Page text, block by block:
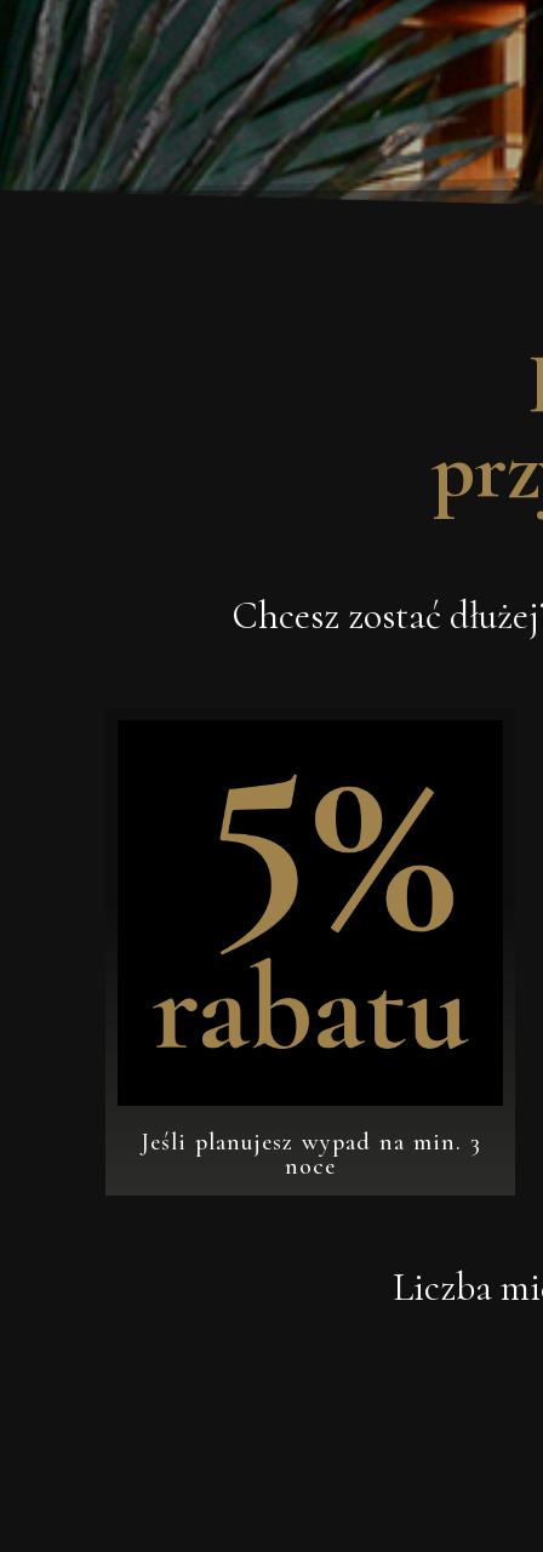
Chcesz zostać
Jeśli planujesz wypad na min. 3
noce
Liczba